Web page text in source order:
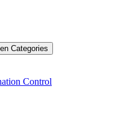
Categories
Control